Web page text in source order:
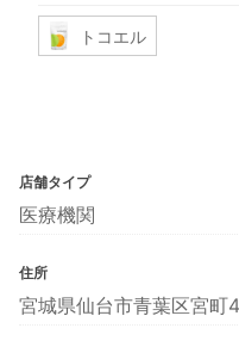
トコエル
店舗タイプ
医療機関
住所
宮城県仙台市青葉区宮